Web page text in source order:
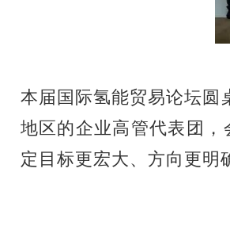
本届国际氢能贸易论坛圆
地区的企业高管代表团，
定目标更宏大、方向更明